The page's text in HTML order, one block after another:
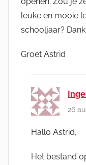
leuke en mooie
schooljaar? Dank
Groet Astrid
26
Hallo Astrid,
Het bestand